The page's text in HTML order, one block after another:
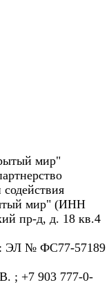
мир"
мир" (ИНН
пр-д, д. 18 кв.4
ЭЛ № ФС77-57189
; +7 903 777-0-